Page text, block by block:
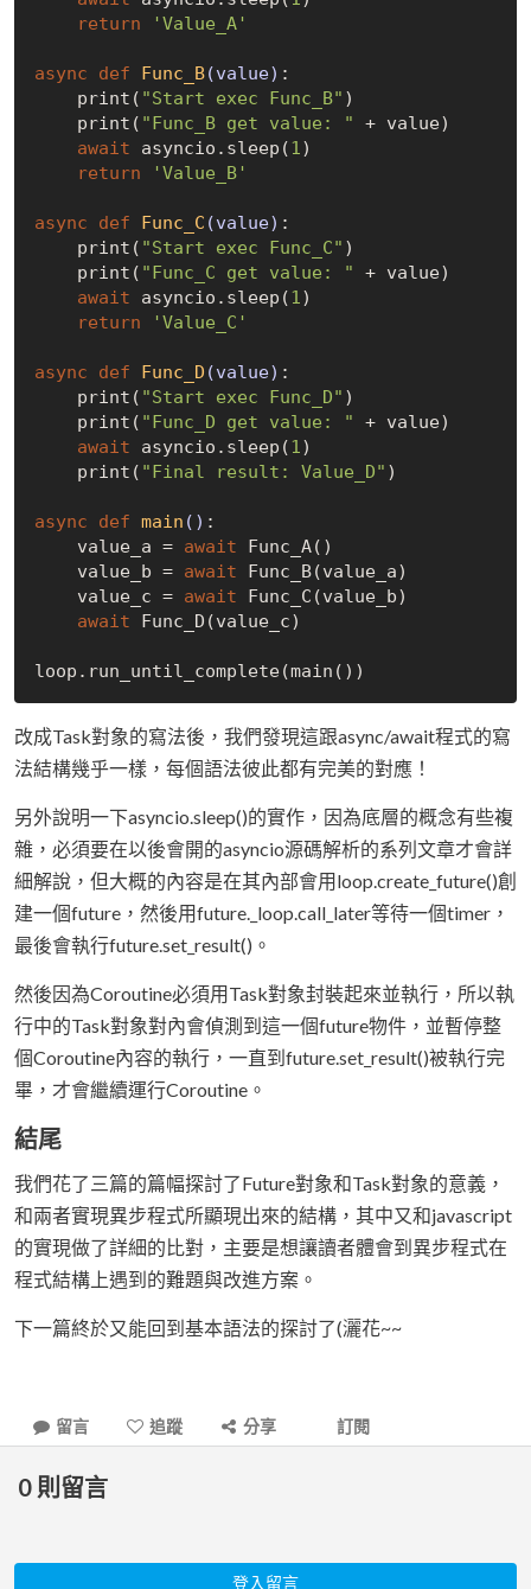
return
'Value_A'
async def Func_B(value) :
    print(
"Start exec Func_B" )
    print(
"Func_B get value: " + value)
await asyncio.sleep(1)
return
'Value_B'
async def Func_C (value) :
    print(
"Start exec Func_C" )
    print(
"Func_C get value: " + value)
await asyncio.sleep(1)
return
'Value_C'
async def Func_D (value) :
    print(
"Start exec Func_D" )
    print(
"Func_D get value: " + value)
await asyncio.sleep(1)
    print(
"Final result: Value_D" )
async def main () :
    value_a =
await Func_A()
    value_b =
await Func_B(value_a)
    value_c =
await Func_C(value_b)
await Func_D(value_c)
改成Task對象的寫法後，我們發現這跟async/await程式的寫
法結構幾乎一樣，每個語法彼此都有完美的對應！
另外說明一下asyncio.sleep()的實作，因為底層的概念有些複
雜，必須要在以後會開的asyncio源碼解析的系列文章才會詳
細解說，但大概的內容是在其內部會用loop.create_future()創
建一個future，然後用future._loop.call_later等待一個timer，
最後會執行future.set_result()。
然後因為Coroutine必須用Task對象封裝起來並執行，所以執
行中的Task對象對內會偵測到這一個future物件，並暫停整
個Coroutine內容的執行，一直到future.set_result()被執行完
畢，才會繼續運行Coroutine。
結尾
我們花了三篇的篇幅探討了Future對象和Task對象的意義，
和兩者實現異步程式所顯現出來的結構，其中又和javascript
的實現做了詳細的比對，主要是想讓讀者體會到異步程式在
程式結構上遇到的難題與改進方案。
下一篇終於又能回到基本語法的探討了(灑花~~
留言 追蹤 分享 訂閱
0 則留言
登入留言